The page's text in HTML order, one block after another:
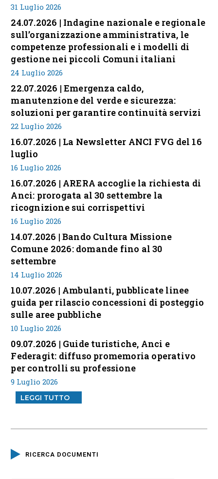
31 Luglio 2026
24.07.2026 | Indagine nazionale e regionale
sull’organizzazione amministrativa, le
competenze professionali e i modelli di
gestione nei piccoli Comuni italiani
24 Luglio 2026
22.07.2026 | Emergenza caldo,
manutenzione del verde e sicurezza:
soluzioni per garantire continuità servizi
22 Luglio 2026
16.07.2026 | La Newsletter ANCI FVG del 16
luglio
16 Luglio 2026
16.07.2026 | ARERA accoglie la richiesta di
Anci: prorogata al 30 settembre la
ricognizione sui corrispettivi
16 Luglio 2026
14.07.2026 | Bando Cultura Missione
Comune 2026: domande fino al 30
settembre
14 Luglio 2026
10.07.2026 | Ambulanti, pubblicate linee
guida per rilascio concessioni di posteggio
sulle aree pubbliche
10 Luglio 2026
09.07.2026 | Guide turistiche, Anci e
Federagit: diffuso promemoria operativo
per controlli su professione
9 Luglio 2026
LEGGI TUTTO
RICERCA DOCUMENTI